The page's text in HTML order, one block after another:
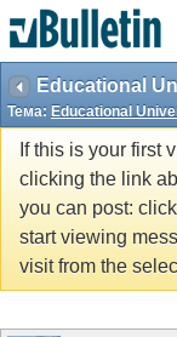
Educational
Тема: Educational
If this is your first
clicking the link
you can post:
start viewing
visit from the